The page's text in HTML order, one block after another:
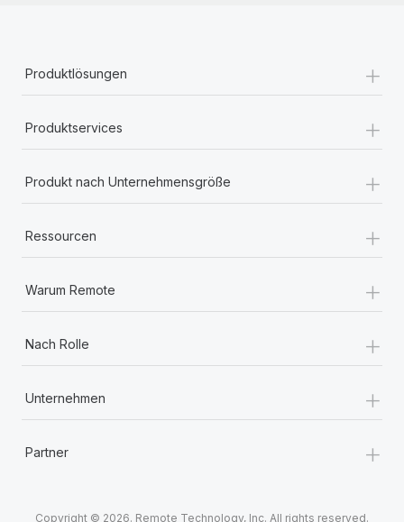
Produktlösungen +
Produktservices +
Produkt nach Unternehmensgröße +
Ressourcen +
Warum Remote +
Nach Rolle +
Unternehmen +
Partner +
Copyright © 2026. Remote Technology, Inc. All rights reserved.